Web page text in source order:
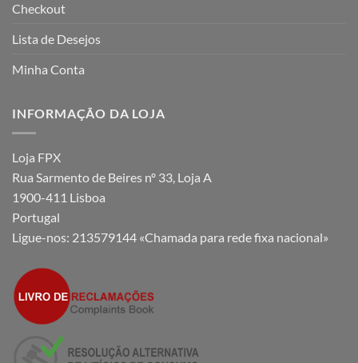
Checkout
Lista de Desejos
Minha Conta
INFORMAÇÃO DA LOJA
Loja FPX
Rua Sarmento de Beires nº 33, Loja A
1900-411 Lisboa
Portugal
Ligue-nos: 213579144 «Chamada para rede fixa nacional»